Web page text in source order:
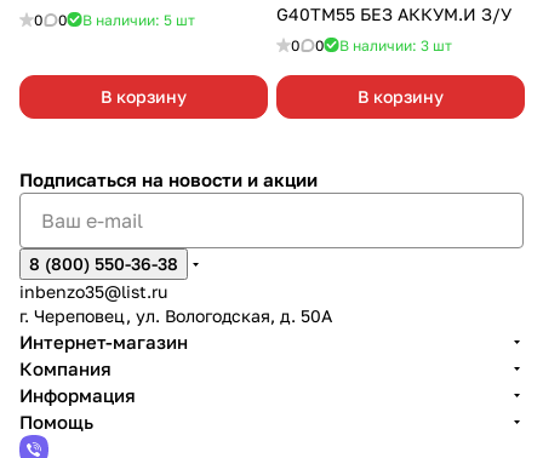
0 0 В наличии: 5 шт
В корзину
G40TM55 БЕЗ АККУМ.И З/У
0 0 В наличии: 3 шт
В корзину
Подписаться на новости и акции
8 (800) 550-36-38
inbenzo35@list.ru
г. Череповец, ул. Вологодская, д. 50А
Интернет-магазин
Компания
Информация
Помощь